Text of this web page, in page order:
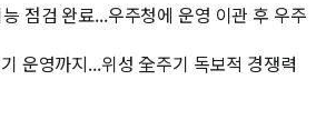
점검 완료...우주청에 운영 이관 후 우주
운영까지...위성 全주기 독보적 경쟁력